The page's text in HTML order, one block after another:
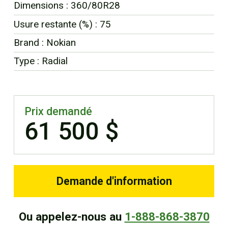
Dimensions : 360/80R28
Usure restante (%) : 75
Brand : Nokian
Type : Radial
Prix demandé
61 500 $
Demande d'information
Ou appelez-nous au 1-888-868-3870